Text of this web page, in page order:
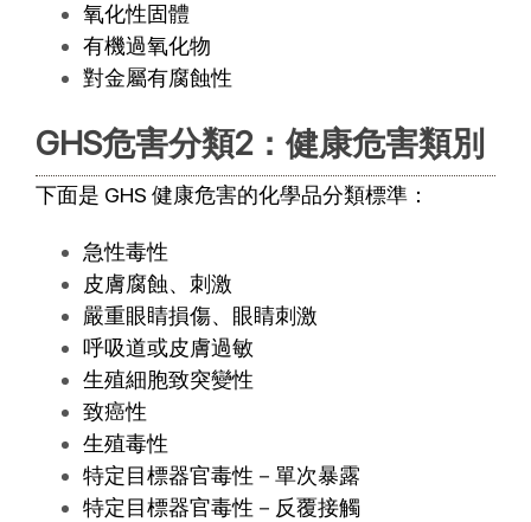
氧化性固體
有機過氧化物
對金屬有腐蝕性
GHS危害分類2：健康危害類別
下面是 GHS 健康危害的化學品分類標準：
急性毒性
皮膚腐蝕、刺激
嚴重眼睛損傷、眼睛刺激
呼吸道或皮膚過敏
生殖細胞致突變性
致癌性
生殖毒性
特定目標器官毒性－單次暴露
特定目標器官毒性－反覆接觸